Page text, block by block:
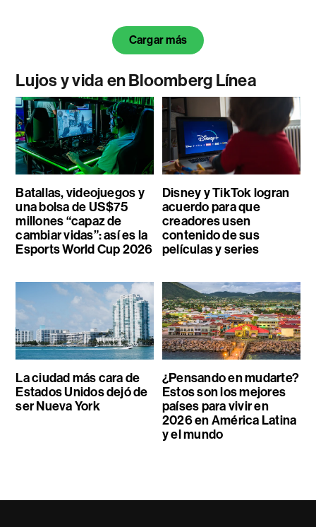
Cargar más
Lujos y vida en Bloomberg Línea
Batallas, videojuegos y
una bolsa de US$75
millones “capaz de
cambiar vidas”: así es la
Esports World Cup 2026
Disney y TikTok logran
acuerdo para que
creadores usen
contenido de sus
películas y series
La ciudad más cara de
Estados Unidos dejó de
ser Nueva York
¿Pensando en mudarte?
Estos son los mejores
países para vivir en
2026 en América Latina
y el mundo